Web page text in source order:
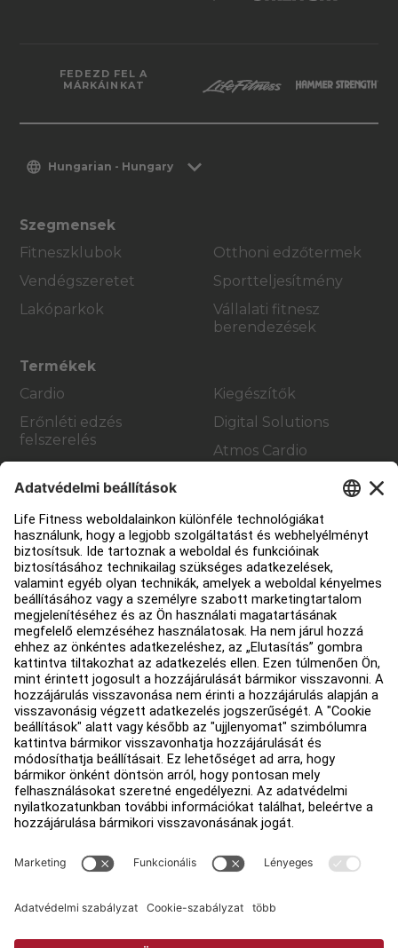
FEDEZD FEL A
MÁRKÁINKAT
Hungarian - Hungary
Szegmensek
Fitneszklubok
Vendégszeretet
Lakóparkok
Otthoni edzőtermek
Sportteljesítmény
Vállalati fitnesz
berendezések
Termékek
Cardio
Erőnléti edzés
felszerelés
Kiegészítők
Digital Solutions
Atmos Cardio
Segítség
Edzőterem berendezés
Szolgáltatási központ
Oktatási központ
Rólunk
Forgalmazó keresése
Üzletek keresése
Jogi információk
Hozzáférhetőség
Bejelentkezés a Facility Connect